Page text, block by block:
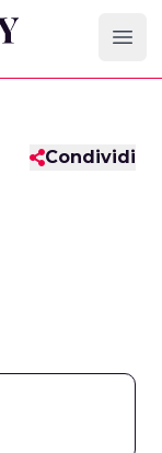
Condividi